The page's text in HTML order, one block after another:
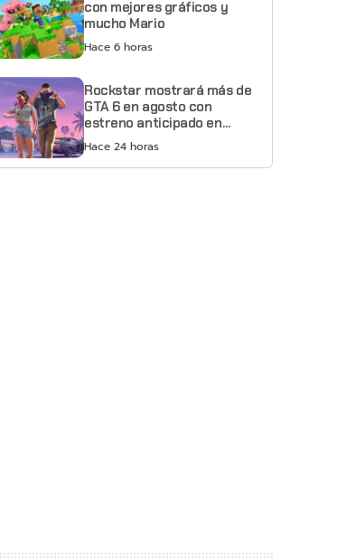
con mejores gráficos y
mucho Mario
Hace 6 horas
Rockstar mostrará más de
GTA 6 en agosto con
estreno anticipado en
Netflix
Hace 24 horas